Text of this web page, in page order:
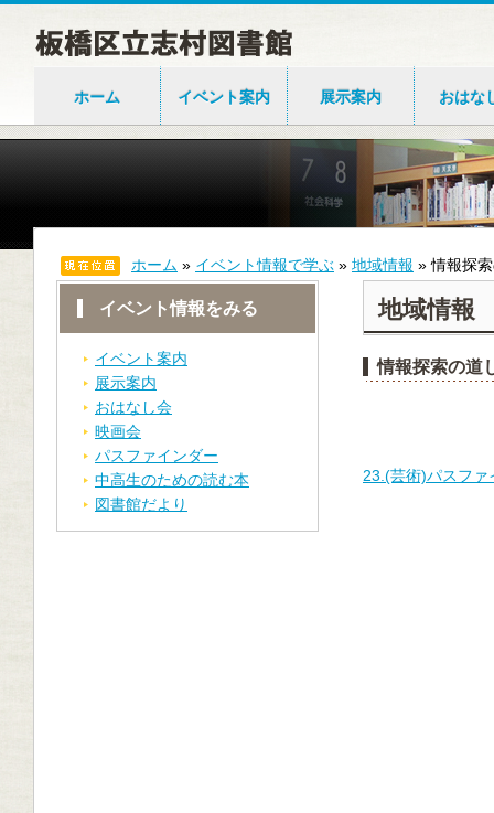
ホーム イベント案内 展示案内 おはな
ホーム » イベント情報で学ぶ » 地域情報 »情報探
イベント情報をみる
イベント案内
展示案内
おはなし会
映画会
パスファインダー
中高生のための読む本
図書館だより
地域情報
情報探索の道
23.(芸術)パスファ